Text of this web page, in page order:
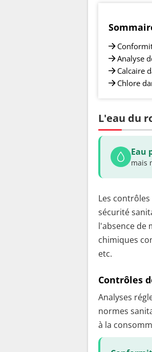
Analyse
Calcaire
Chlore
L'eau du
Eau
mais
Les
sécurité
l'absence de
chimiques
etc.
Contrôles
Analyses
normes
à la